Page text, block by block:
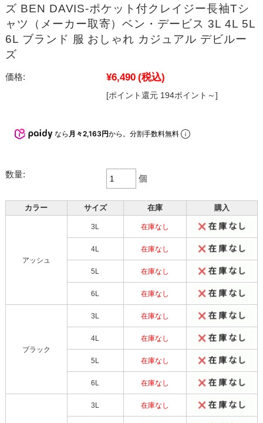
ズ BEN DAVIS-ポケット付クレイジー長袖Tシ
ャツ（メーカー取寄）ベン・デービス 3L 4L 5L
6L ブランド 服 おしゃれ カジュアル デビルー
ズ
価格: ¥6,490 (税込)
[ポイント還元 194ポイント～]
なら 月々2,163円から。分割手数料無料
数量: 個
カラー サイズ 在庫 購入
アッシュ
3L 在庫なし
4L 在庫なし
5L 在庫なし
6L 在庫なし
ブラック
3L 在庫なし
4L 在庫なし
5L 在庫なし
6L 在庫なし
3L 在庫なし